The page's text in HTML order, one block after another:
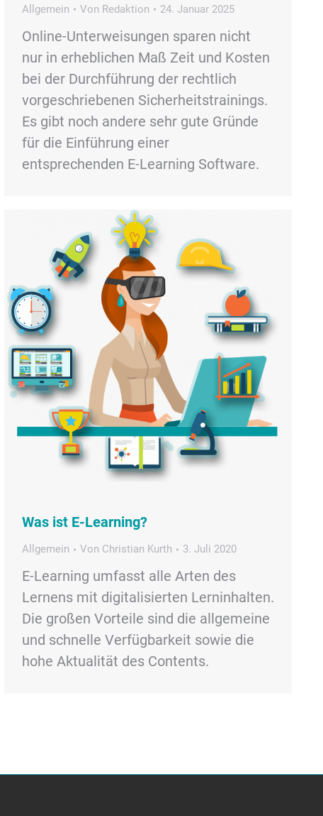
Allgemein Von Redaktion 24. Januar 2025
Online-Unterweisungen sparen nicht
nur in erheblichen Maß Zeit und Kosten
bei der Durchführung der rechtlich
vorgeschriebenen Sicherheitstrainings.
Es gibt noch andere sehr gute Gründe
für die Einführung einer
entsprechenden E-Learning Software.
Was ist E-Learning?
Allgemein Von Christian Kurth 3. Juli 2020
E-Learning umfasst alle Arten des
Lernens mit digitalisierten Lerninhalten.
Die großen Vorteile sind die allgemeine
und schnelle Verfügbarkeit sowie die
hohe Aktualität des Contents.